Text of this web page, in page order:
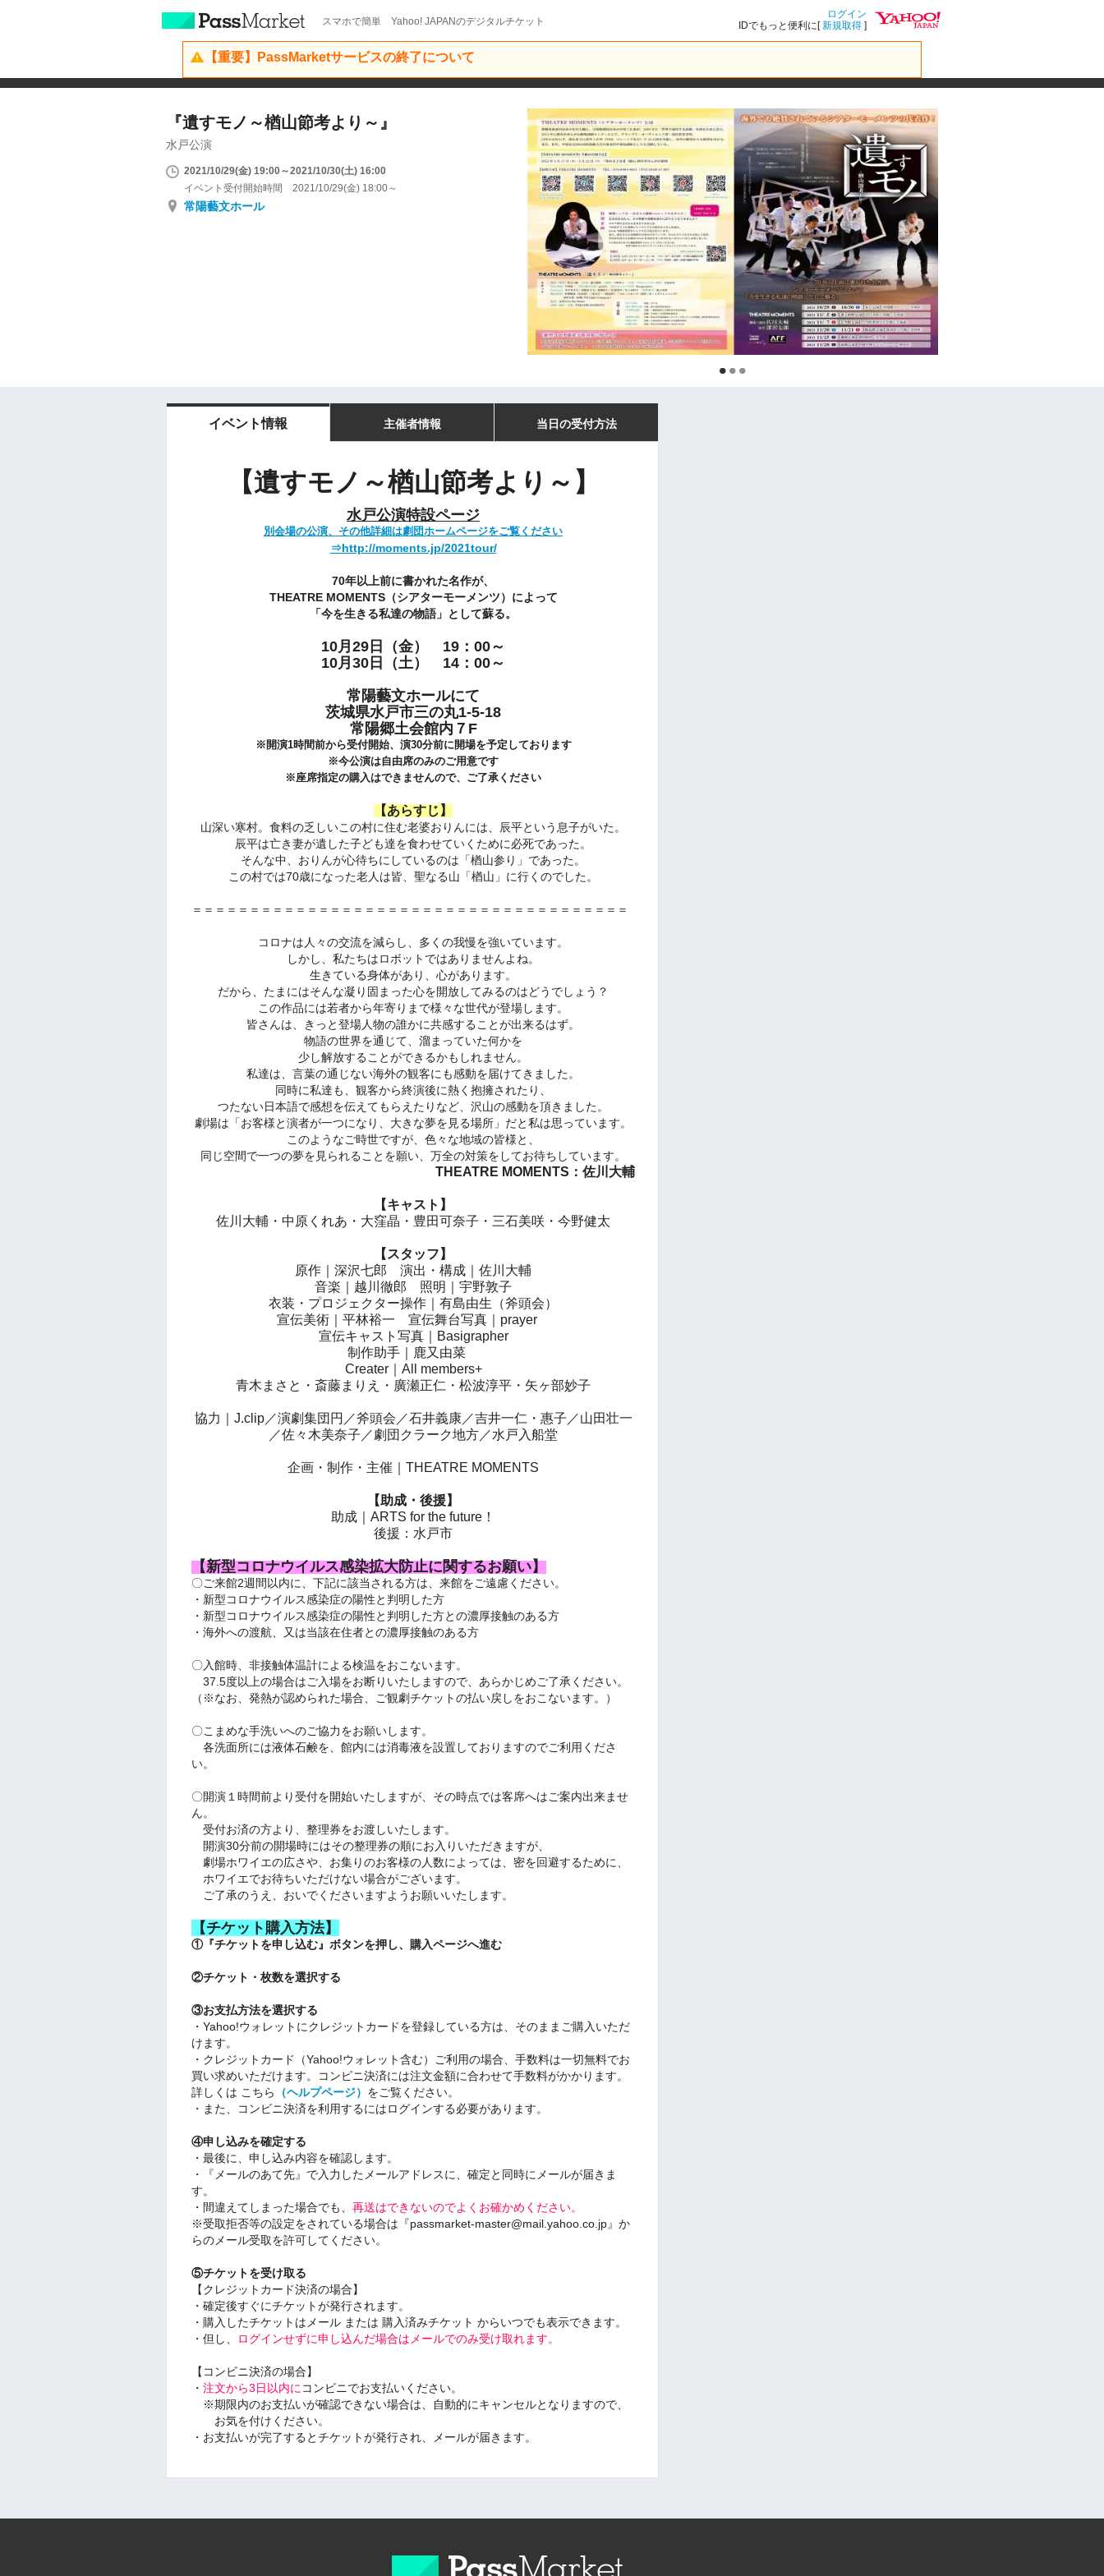
スマホで簡単 Yahoo! JAPANのデジタルチケット
ログイン
IDでもっと便利に[新規取得 ]
【重要】PassMarketサービスの終了について
『遺すモノ～楢山節考より～』
水戸公演
2021/10/29(金) 19:00～2021/10/30(土) 16:00
イベント受付開始時間 2021/10/29(金) 18:00～
常陽藝文ホール
イベント情報 主催者情報 当日の受付方法
【遺すモノ～楢山節考より～】
水戸公演特設ページ
別会場の公演、その他詳細は劇団ホームページをご覧ください
⇒http://moments.jp/2021tour/
70年以上前に書かれた名作が、
THEATRE MOMENTS（シアターモーメンツ）によって
「今を生きる私達の物語」として蘇る。
10月29日（金） 19：00～
10月30日（土） 14：00～
常陽藝文ホールにて
茨城県水戸市三の丸1-5-18
常陽郷土会館内７F
※開演1時間前から受付開始、演30分前に開場を予定しております
※今公演は自由席のみのご用意です
※座席指定の購入はできませんので、ご了承ください
【あらすじ】
山深い寒村。食料の乏しいこの村に住む老婆おりんには、辰平という息子がいた。
辰平は亡き妻が遺した子ども達を食わせていくために必死であった。
そんな中、おりんが心待ちにしているのは「楢山参り」であった。
この村では70歳になった老人は皆、聖なる山「楢山」に行くのでした。
＝＝＝＝＝＝＝＝＝＝＝＝＝＝＝＝＝＝＝＝＝＝＝＝＝＝＝＝＝＝＝＝＝＝＝＝＝＝
コロナは人々の交流を減らし、多くの我慢を強いています。
しかし、私たちはロボットではありませんよね。
生きている身体があり、心があります。
だから、たまにはそんな凝り固まった心を開放してみるのはどうでしょう？
この作品には若者から年寄りまで様々な世代が登場します。
皆さんは、きっと登場人物の誰かに共感することが出来るはず。
物語の世界を通じて、溜まっていた何かを
少し解放することができるかもしれません。
私達は、言葉の通じない海外の観客にも感動を届けてきました。
同時に私達も、観客から終演後に熱く抱擁されたり、
つたない日本語で感想を伝えてもらえたりなど、沢山の感動を頂きました。
劇場は「お客様と演者が一つになり、大きな夢を見る場所」だと私は思っています。
このようなご時世ですが、色々な地域の皆様と、
同じ空間で一つの夢を見られることを願い、 万全の対策をしてお待ちしています。
THEATRE MOMENTS：佐川大輔
【キャスト】
佐川大輔・中原くれあ・大窪晶・豊田可奈子・三石美咲・今野健太
【スタッフ】
原作｜深沢七郎 演出・構成｜佐川大輔
音楽｜越川徹郎
照明｜宇野敦子
衣装・プロジェクター操作｜有島由生（斧頭会）
宣伝美術｜平林裕一 宣伝舞台写真｜prayer
宣伝キャスト写真｜Basigrapher
制作助手｜鹿又由菜
Creater｜All members+
青木まさと・斎藤まりえ・廣瀬正仁・松波淳平・矢ヶ部妙子
協力｜J.clip／演劇集団円／斧頭会／石井義康／吉井一仁・惠子／山田壮一
／佐々木美奈子／劇団クラーク地方／水戸入船堂
企画・制作・主催｜THEATRE MOMENTS
【助成・後援】
助成｜ARTS for the future！
後援：水戸市
【新型コロナウイルス感染拡大防止に関するお願い】
〇ご来館2週間以内に、下記に該当される方は、来館をご遠慮ください。
・新型コロナウイルス感染症の陽性と判明した方
・新型コロナウイルス感染症の陽性と判明した方との濃厚接触のある方
・海外への渡航、又は当該在住者との濃厚接触のある方
〇入館時、非接触体温計による検温をおこないます。
37.5度以上の場合はご入場をお断りいたしますので、あらかじめご了承ください。
（※なお、発熱が認められた場合、ご観劇チケットの払い戻しをおこないます。）
〇こまめな手洗いへのご協力をお願いします。
各洗面所には液体石鹸を、館内には消毒液を設置しておりますのでご利用くださ
い。
〇開演１時間前より受付を開始いたしますが、その時点では客席へはご案内出来ませ
ん。
受付お済の方より、整理券をお渡しいたします。
開演30分前の開場時にはその整理券の順にお入りいただきますが、
劇場ホワイエの広さや、お集りのお客様の人数によっては、密を回避するために、
ホワイエでお待ちいただけない場合がございます。
ご了承のうえ、おいでくださいますようお願いいたします。
【チケット購入方法】
①『チケットを申し込む』ボタンを押し、購入ページへ進む
②チケット・枚数を選択する
③お支払方法を選択する
・Yahoo!ウォレットにクレジットカードを登録している方は、そのままご購入いただ
けます。
・クレジットカード（Yahoo!ウォレット含む）ご利用の場合、手数料は一切無料でお
買い求めいただけます。コンビニ決済には注文金額に合わせて手数料がかかります。
詳しくは こちら
（ヘルプページ） をご覧ください。
・また、コンビニ決済を利用するにはログインする必要があります。
④申し込みを確定する
・最後に、申し込み内容を確認します。
・『メールのあて先』で入力したメールアドレスに、確定と同時にメールが届きま
す。
・間違えてしまった場合でも、 再送はできないのでよくお確かめください。
※受取拒否等の設定をされている場合は『passmarket-master@mail.yahoo.co.jp』か
らのメール受取を許可してください。
⑤チケットを受け取る
【クレジットカード決済の場合】
・確定後すぐにチケットが発行されます。
・購入したチケットはメール または 購入済みチケット からいつでも表示できます。
・但し、
ログインせずに申し込んだ場合はメールでのみ受け取れます。
【コンビニ決済の場合】
・ 注文から3日以内に コンビニでお支払いください。
※期限内のお支払いが確認できない場合は、自動的にキャンセルとなりますので、
お気を付けください。
・お支払いが完了するとチケットが発行され、メールが届きます。